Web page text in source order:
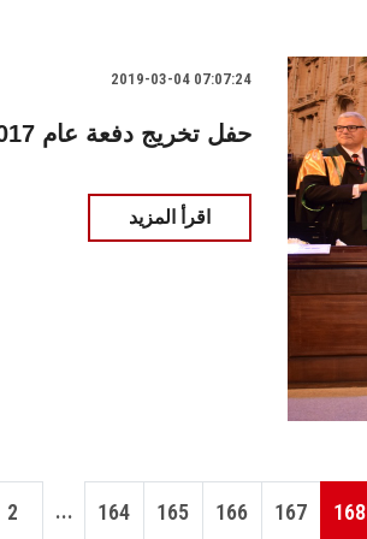
2019-03-04 07:07:24
حفل تخريج دفعة عام 2018/2017 بكلية التجارة
اقرأ المزيد
2 ... 164 165 166 167 168